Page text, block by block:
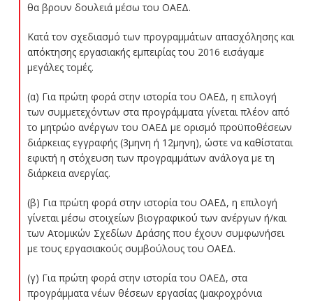
θα βρουν δουλειά μέσω του ΟΑΕΔ.
Κατά τον σχεδιασμό των προγραμμάτων απασχόλησης και
απόκτησης εργασιακής εμπειρίας του 2016 εισάγαμε
μεγάλες τομές.
(α) Για πρώτη φορά στην ιστορία του ΟΑΕΔ, η επιλογή
των συμμετεχόντων στα προγράμματα γίνεται πλέον από
το μητρώο ανέργων του ΟΑΕΔ με ορισμό προϋποθέσεων
διάρκειας εγγραφής (3μηνη ή 12μηνη), ώστε να καθίσταται
εφικτή η στόχευση των προγραμμάτων ανάλογα με τη
διάρκεια ανεργίας.
(β) Για πρώτη φορά στην ιστορία του ΟΑΕΔ, η επιλογή
γίνεται μέσω στοιχείων βιογραφικού των ανέργων ή/και
των Ατομικών Σχεδίων Δράσης που έχουν συμφωνήσει
με τους εργασιακούς συμβούλους του ΟΑΕΔ.
(γ) Για πρώτη φορά στην ιστορία του ΟΑΕΔ, στα
προγράμματα νέων θέσεων εργασίας (μακροχρόνια